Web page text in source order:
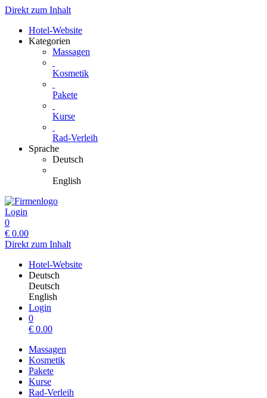
Direkt zum Inhalt
Hotel-Website
Kategorien
Massagen
Kosmetik
Pakete
Kurse
Rad-Verleih
Sprache
Deutsch
English
Login
0
€ 0.00
Direkt zum Inhalt
Hotel-Website
Deutsch
Deutsch
English
Login
0
€ 0.00
Massagen
Kosmetik
Pakete
Kurse
Rad-Verleih